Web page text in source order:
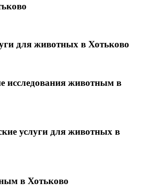
для животных в Хотьково
исследования животным в
услуги для животных в
в Хотьково